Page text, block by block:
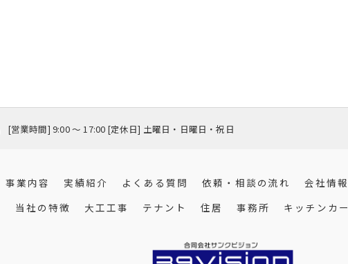
[営業時間] 9:00 〜 17:00 [定休日] 土曜日・日曜日・祝日
事業内容 実績紹介 よくある質問 依頼・相談の流れ 会社情報
当社の特徴
大工工事 テナント 住居 事務所 キッチンカー